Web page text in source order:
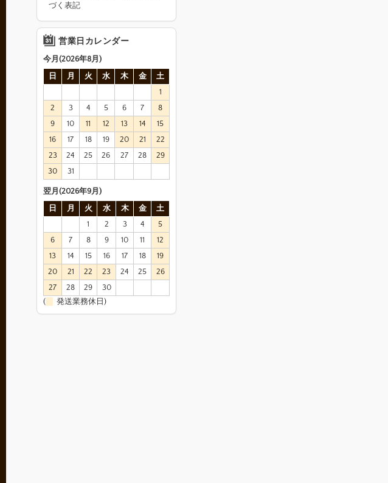
づく表記
営業日カレンダー
今月(2026年8月)
日
月 火 水 木 金
土
1
2
3 4 5 6 7
8
9
10 11 12 13 14
15
16
17 18 19 20 21
22
23
24 25 26 27 28
29
30
31
翌月(2026年9月)
日
月 火 水 木 金
土
1
2 3 4
5
6
7 8 9 10 11
12
13
14 15 16 17 18
19
20
21 22 23 24 25
26
27
28 29
30
(
発送業務休日)